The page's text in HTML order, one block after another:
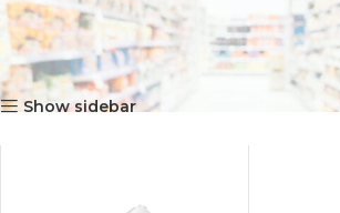
Дома Мали Апарати Мали кујнски
Рачни миксери
Showing all 18 results
Show sidebar